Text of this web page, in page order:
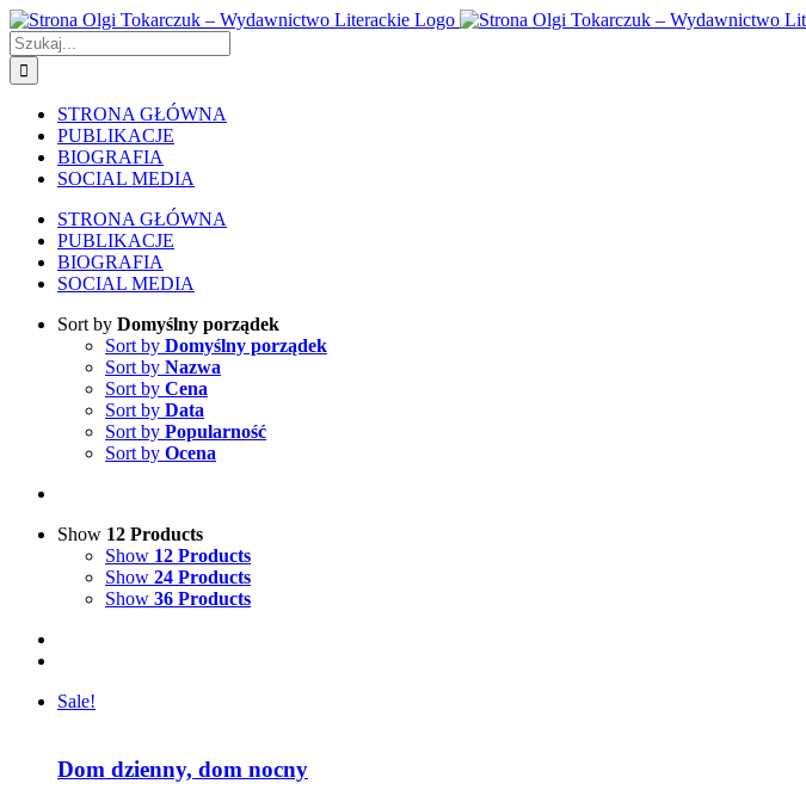
Skip
to
content
Szukaj
STRONA GŁÓWNA
PUBLIKACJE
BIOGRAFIA
SOCIAL MEDIA
STRONA GŁÓWNA
PUBLIKACJE
BIOGRAFIA
SOCIAL MEDIA
Sort by Domyślny porządek
Sort by Domyślny porządek
Sort by Nazwa
Sort by Cena
Sort by Data
Sort by Popularność
Sort by Ocena
Show 12 Products
Show 12 Products
Show 24 Products
Show 36 Products
Sale!
Dom dzienny, dom nocny